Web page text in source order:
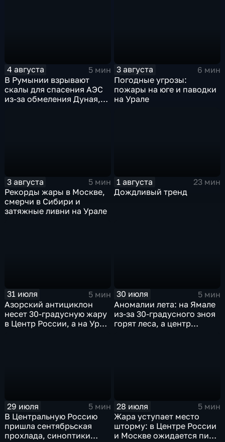
4 августа
5 мин
В Румынии взрывают
скалы для спасения АЭС
из-за обмеления Дуная,
3 августа
6 мин
Погодные угрозы:
пожары на юге и паводки
на Урале
3 августа
5 мин
Рекорды жары в Москве,
смерчи в Сибири и
затяжные ливни на Урале
1 августа
23 мин
Дождливый тренд
31 июля
5 мин
Азорский антициклон
несет 30-градусную жару
в Центр России, а на Урал
30 июля
5 мин
Аномалии лета: на Ямале
из-за 30-градусного зноя
горят леса, а центр
29 июля
5 мин
В Центральную Россию
пришла сентябрьская
прохлада, синоптики
28 июля
5 мин
Жара уступает место
шторму: в Центре России
и Москве ожидается пик